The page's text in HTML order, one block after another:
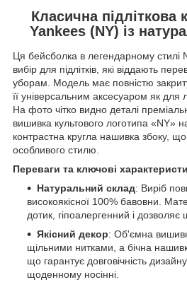
Класична підліткова
Yankees (NY) із
Ця бейсболка в легендарному стилі
вибір для підлітків, які віддають
уборам. Модель має повністю
її універсальним аксесуаром як для
На фото чітко видно деталі
вишивка культового логотипа «NY»
контрастна кругла нашивка збоку,
особливого стилю.
Переваги та ключові
Натуральний склад: Виріб
високоякісної 100% бавовни.
дотик, гіпоалергенний і дозволяє
Якісний декор: Об'ємна
щільними нитками, а бічна
що гарантує довговічність
щоденному носінні.